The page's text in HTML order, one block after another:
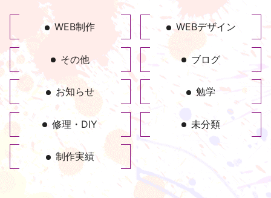
WEB制作 WEBデザイン
その他 ブログ
お知らせ 勉学
修理・DIY 未分類
制作実績